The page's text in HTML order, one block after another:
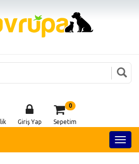
Giriş Yap
0
Sepetim